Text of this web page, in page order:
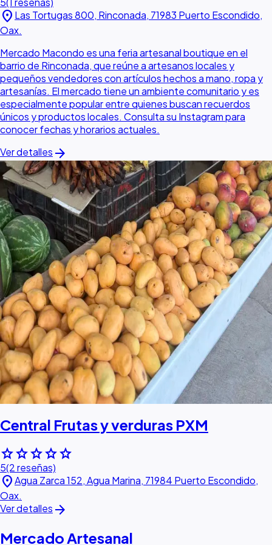
location_on Las Tortugas 800, Rinconada, 71983 Puerto Escondido,
Oax.
Mercado Macondo es una feria artesanal boutique en el
barrio de Rinconada, que reúne a artesanos locales y
pequeños vendedores con artículos hechos a mano, ropa y
artesanías. El mercado tiene un ambiente comunitario y es
especialmente popular entre quienes buscan recuerdos
únicos y productos locales. Consulta su Instagram para
conocer fechas y horarios actuales.
Ver detalles arrow_forward
Central Frutas y verduras PXM
starstarstarstarstar
5(2 reseñas)
location_onAgua Zarca 152, Agua Marina, 71984 Puerto Escondido,
Oax.
Ver detalles arrow_forward
Mercado Artesanal